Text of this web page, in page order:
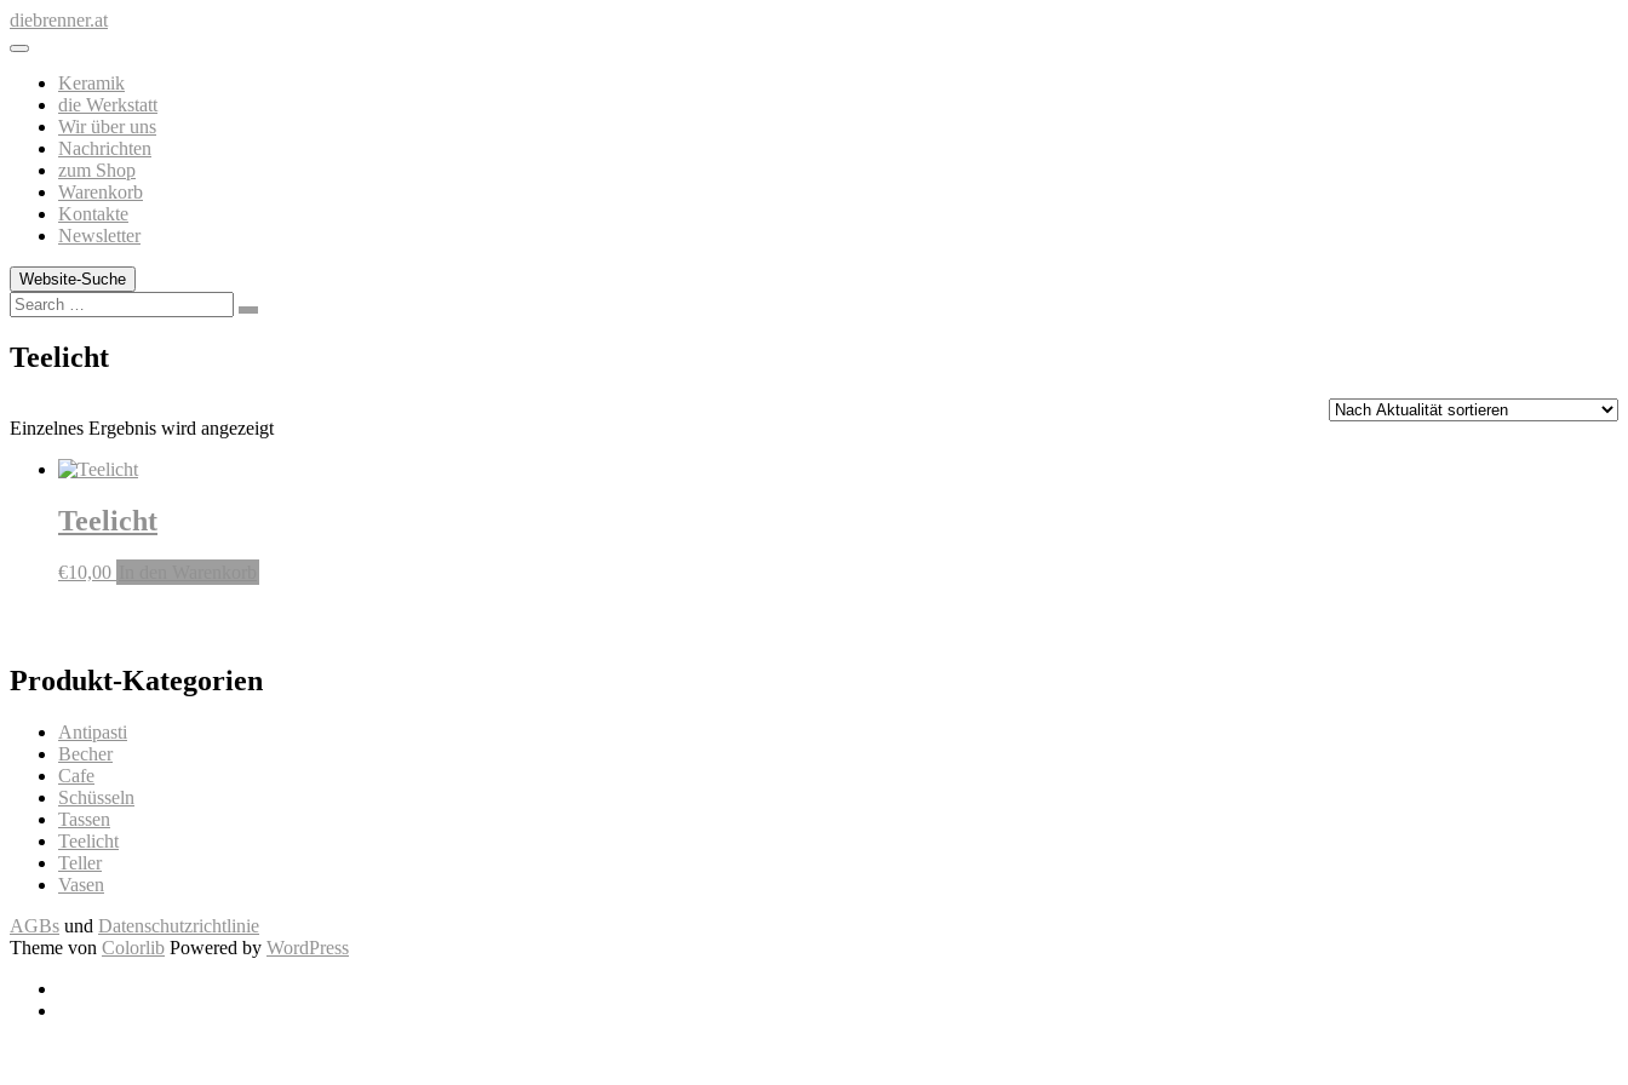
Zum
Inhalt
diebrenner.at
Keramik
die Werkstatt
Wir über uns
Nachrichten
zum Shop
Warenkorb
Kontakte
Newsletter
Website-Suche
Search
Teelicht
Einzelnes Ergebnis wird angezeigt
Teelicht
€10,00
Produkt-Kategorien
Antipasti
Becher
Cafe
Schüsseln
Tassen
Teelicht
Teller
Vasen
AGBs und Datenschutzrichtlinie
Theme von Colorlib Powered by WordPress